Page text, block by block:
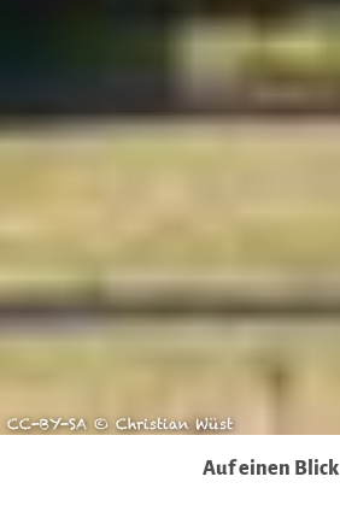
CC-BY-SA © Christian Wüst
Auf einen Blick